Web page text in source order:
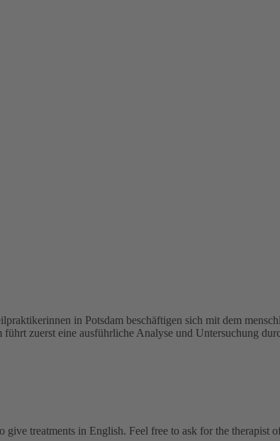
in Potsdam beschäftigen sich mit dem
zuerst eine ausführliche Analyse und Untersuchung
give treatments in English. Feel free to ask for the therapist